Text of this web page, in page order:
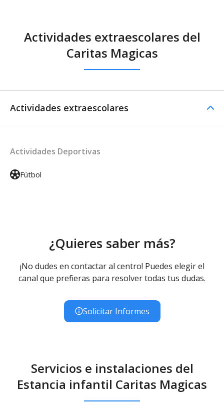
Actividades extraescolares del
Caritas Magicas
Actividades extraescolares
Actividades Deportivas
Fútbol
¿Quieres saber más?
¡No dudes en contactar al centro! Puedes elegir el
canal que prefieras para resolver todas tus dudas.
Solicitar Informes
Servicios e instalaciones del
Estancia infantil Caritas Magicas